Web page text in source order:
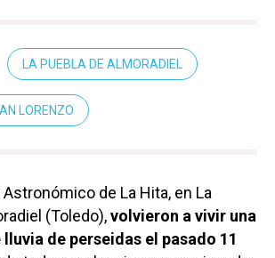
LA PUEBLA DE ALMORADIEL
LORENZO
de La Hita, en La
(Toledo),volvieron a vivir una
de perseidas el pasado 11